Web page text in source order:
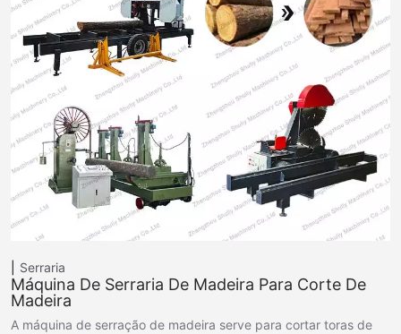
Serraria
Máquina De Serraria De Madeira Para Corte De
Madeira
A máquina de serração de madeira serve para cortar toras de